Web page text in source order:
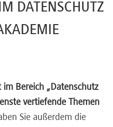
DATENSCHUTZ
Bereich „Datenschutz
vertiefende Themen
Sie außerdem die